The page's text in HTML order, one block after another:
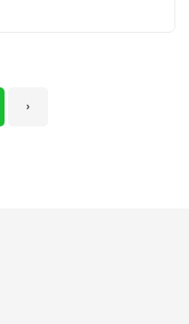
›